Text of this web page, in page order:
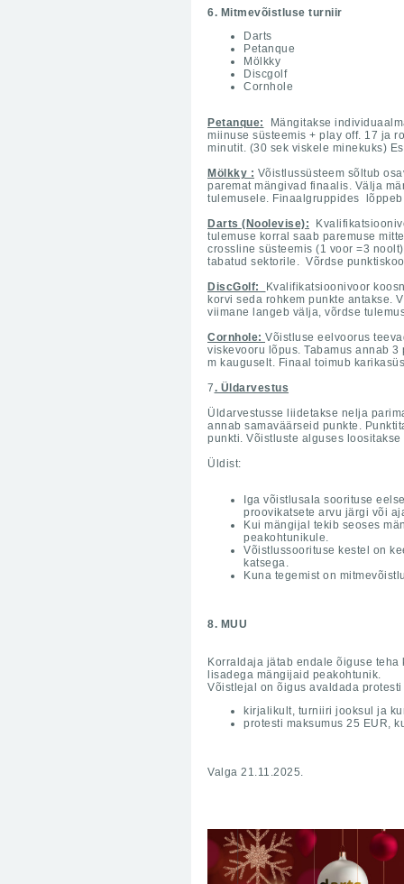
6. Mitmevõistluse turniir
Darts
Petanque
Mölkky
Discgolf
Cornhole
Petanque:
Mängitakse
miinuse süsteemis + play off. 17 ja
minutit. (30 sek viskele minekuks)
Mölkky : Võistlussüsteem sõltub
paremat mängivad finaalis. Välja
tulemusele. Finaalgruppides
Darts (Noolevise):
tulemuse korral saab paremuse
crossline süsteemis (1 voor =3
tabatud sektorile. Võrdse
DiscGolf:
Kvalifikatsioonivoor
korvi seda rohkem punkte antakse.
viimane langeb välja, võrdse
Cornhole: Võistluse eelvoorus
viskevooru lõpus. Tabamus annab
m kauguselt. Finaal toimub
7. Üldarvestus
Üldarvestusse liidetakse nelja
annab samaväärseid punkte.
punkti. Võistluste alguses
Üldist:
Iga võistlusala soorituse
proovikatsete arvu järgi või
Kui mängijal tekib seoses
peakohtunikule.
Võistlussoorituse kestel on
katsega.
Kuna tegemist on
8. MUU
Korraldaja jätab endale õiguse
lisadega mängijaid peakohtunik.
Võistlejal on õigus avaldada
kirjalikult, turniiri jooksul ja
protesti maksumus 25 EUR,
Valga 21.11.2025.